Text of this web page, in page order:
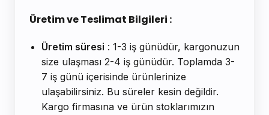
Üretim ve Teslimat Bilgileri :
Üretim süresi : 1-3 iş günüdür, kargonuzun
size ulaşması 2-4 iş günüdür. Toplamda 3-
7 iş günü içerisinde ürünlerinize
ulaşabilirsiniz. Bu süreler kesin değildir.
Kargo firmasına ve ürün stoklarımızın